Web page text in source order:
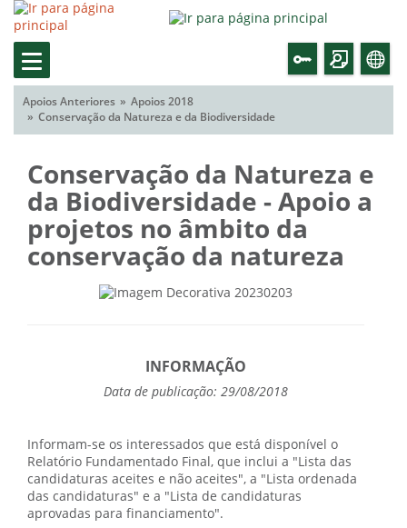
Apoios Anteriores
Apoios 2018
Conservação da Natureza e da Biodiversidade
Conservação da Natureza e
da Biodiversidade - Apoio a
projetos no âmbito da
conservação da natureza
INFORMAÇÃO
Data de publicação: 29/08/2018
Informam-se os interessados que está disponível o
Relatório Fundamentado Final, que inclui a "Lista das
candidaturas aceites e não aceites", a "Lista ordenada
das candidaturas" e a "Lista de candidaturas
aprovadas para financiamento".